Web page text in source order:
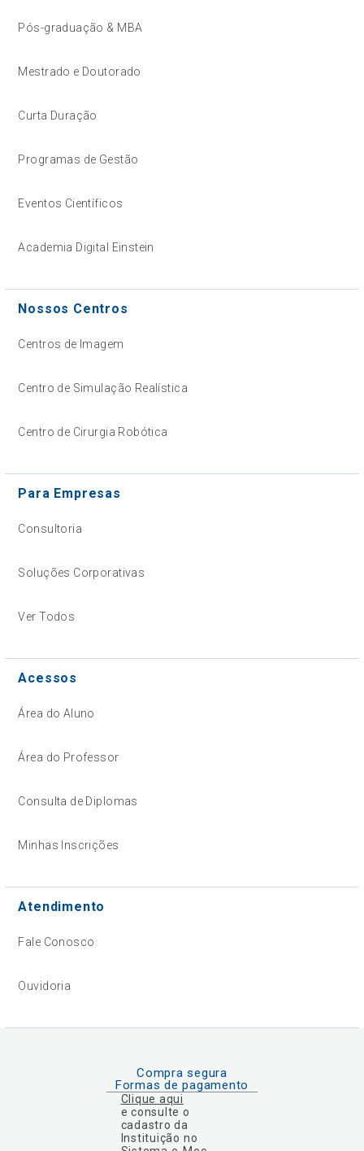
Pós-graduação & MBA
Mestrado e Doutorado
Curta Duração
Programas de Gestão
Eventos Científicos
Academia Digital Einstein
Nossos Centros
Centros de Imagem
Centro de Simulação Realística
Centro de Cirurgia Robótica
Para Empresas
Consultoria
Soluções Corporativas
Ver Todos
Acessos
Área do Aluno
Área do Professor
Consulta de Diplomas
Minhas Inscrições
Atendimento
Fale Conosco
Ouvidoria
Compra segura
Formas de pagamento
Clique aqui
e consulte o
cadastro da
Instituição no